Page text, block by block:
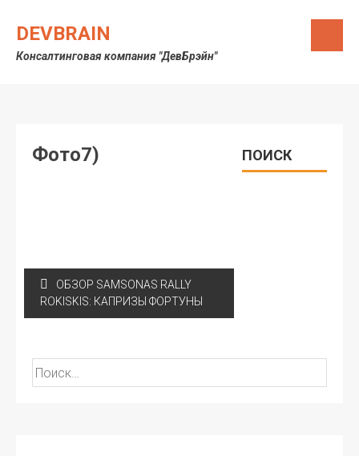
DEVBRAIN
Консалтинговая компания "ДевБрэйн"
Фото7)
Навигация
записям
ОБЗОР SAMSONAS RALLY
ROKISKIS: КАПРИЗЫ ФОРТУНЫ
ПОИСК
Найти: